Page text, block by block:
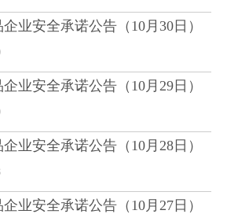
业安全承诺公告（10月30日）
业安全承诺公告（10月29日）
业安全承诺公告（10月28日）
业安全承诺公告（10月27日）